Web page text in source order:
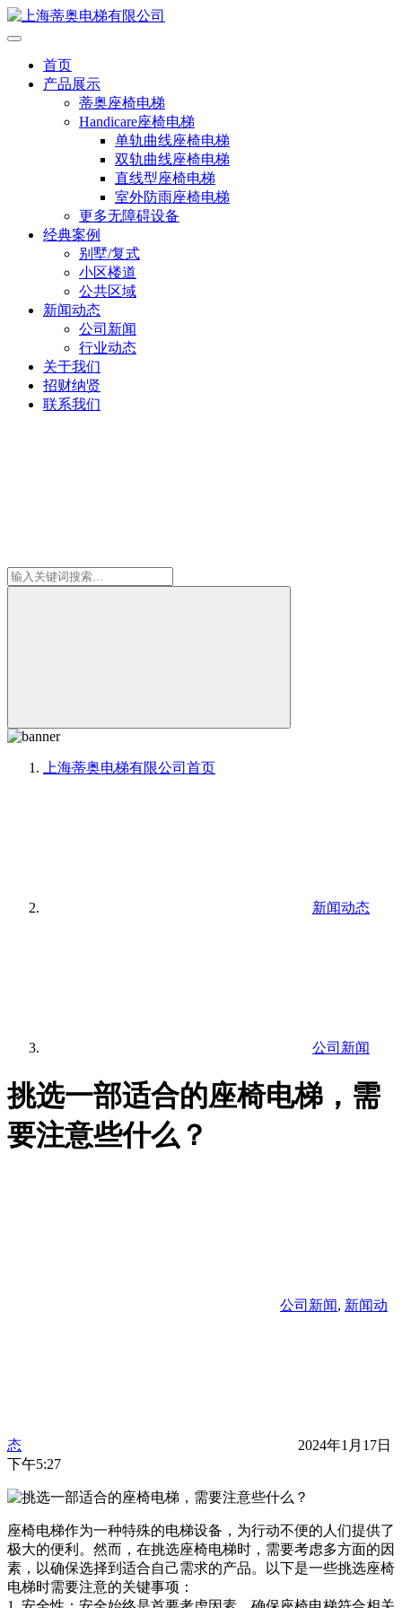
首页
产品展示
蒂奥座椅电梯
Handicare座椅电梯
单轨曲线座椅电梯
双轨曲线座椅电梯
直线型座椅电梯
室外防雨座椅电梯
更多无障碍设备
经典案例
别墅/复式
小区楼道
公共区域
新闻动态
公司新闻
行业动态
关于我们
招财纳贤
联系我们
上海蒂奥电梯有限公司 首页
新闻动态
公司新闻
挑选一部适合的座椅电梯，需
要注意些什么？
公司新闻, 新闻动
态
2024年1月17日
下午5:27
座椅电梯作为一种特殊的电梯设备，为行动不便的人们提供了
极大的便利。然而，在挑选座椅电梯时，需要考虑多方面的因
素，以确保选择到适合自己需求的产品。以下是一些挑选座椅
电梯时需要注意的关键事项：